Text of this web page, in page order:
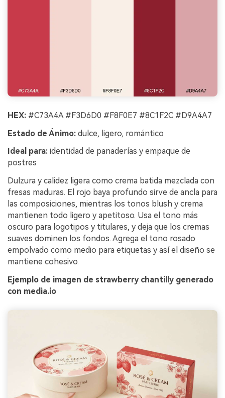
HEX: #C73A4A #F3D6D0 #F8F0E7 #8C1F2C #D9A4A7
Estado de Ánimo: dulce, ligero, romántico
Ideal para: identidad de panaderías y empaque de
postres
Dulzura y calidez ligera como crema batida mezclada con
fresas maduras. El rojo baya profundo sirve de ancla para
las composiciones, mientras los tonos blush y crema
mantienen todo ligero y apetitoso. Usa el tono más
oscuro para logotipos y titulares, y deja que los cremas
suaves dominen los fondos. Agrega el tono rosado
empolvado como medio para etiquetas y así el diseño se
mantiene cohesivo.
Ejemplo de imagen de strawberry chantilly generado
con media.io